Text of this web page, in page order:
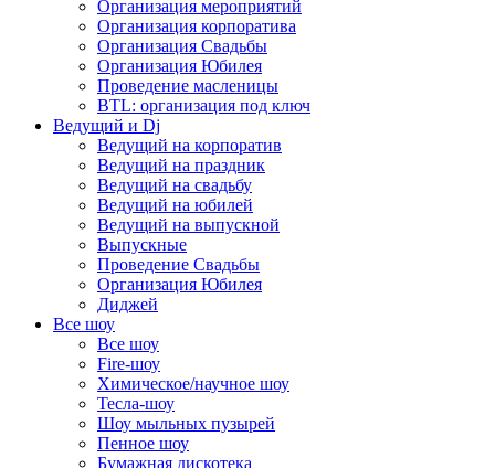
Организация мероприятий
Организация корпоратива
Организация Свадьбы
Организация Юбилея
Проведение масленицы
BTL: организация под ключ
Ведущий и Dj
Ведущий на корпоратив
Ведущий на праздник
Ведущий на свадьбу
Ведущий на юбилей
Ведущий на выпускной
Выпускные
Проведение Свадьбы
Организация Юбилея
Диджей
Все шоу
Все шоу
Fire-шоу
Химическое/научное шоу
Тесла-шоу
Шоу мыльных пузырей
Пенное шоу
Бумажная дискотека